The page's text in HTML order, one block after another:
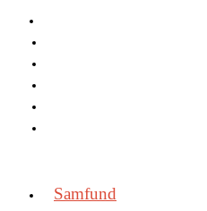
Samfund